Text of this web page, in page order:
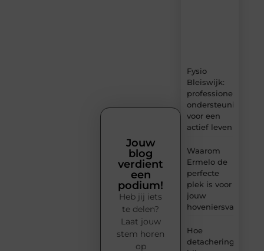
Fysio
Bleiswijk:
professionele
ondersteuning
voor een
actief leven
Waarom
Ermelo de
perfecte
plek is voor
jouw
Hoe
detachering
Jouw
blog
verdient
een
podium!
Heb jij iets
te delen?
Laat jouw
stem horen
op